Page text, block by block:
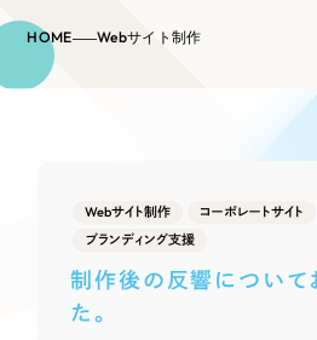
選ばれる理由
サービス
Service
お役立ち情報
コーポレートサイト制作
HOME Webサイト制作
Webサイト制作 コーポレートサイト
ブランディング支援
制作後の反響について
た。